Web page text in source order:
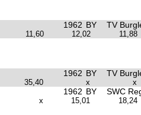
1962 BY TV
11,60 12,02 11,88
1962 BY TV
35,40 x x
1962 BY SWC
x 15,01 18,24